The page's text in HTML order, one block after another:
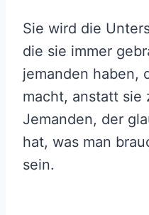
Sie wird die
die sie immer
jemanden haben,
macht, anstatt sie
Jemanden, der
hat, was man
sein.